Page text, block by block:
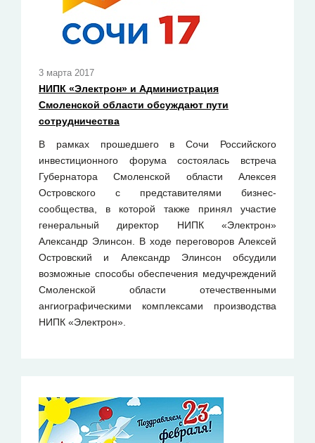
3 марта 2017
НИПК «Электрон» и Администрация
Смоленской области обсуждают пути
сотрудничества
В рамках прошедшего в Сочи Российского
инвестиционного форума состоялась встреча
Губернатора Смоленской области Алексея
Островского с представителями бизнес-
сообщества, в которой также принял участие
генеральный директор НИПК «Электрон»
Александр Элинсон. В ходе переговоров Алексей
Островский и Александр Элинсон обсудили
возможные способы обеспечения медучреждений
Смоленской области отечественными
ангиографическими комплексами производства
НИПК «Электрон».